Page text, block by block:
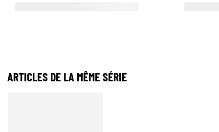
ARTICLES DE LA MÊME SÉRIE